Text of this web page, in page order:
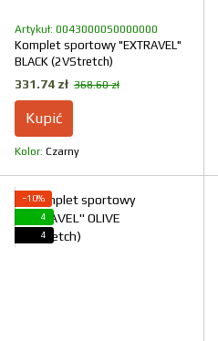
Artykuł: 00430000S0000000
Komplet sportowy "EXTRAVEL"
BLACK (2VStretch)
331.74 zł 368.60 zł
Kupić
Kolor Czarny
−10%
4
4